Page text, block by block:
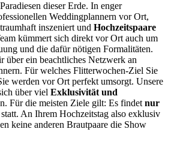
dieser Erde. In enger
Weddingplannern vor Ort,
inszeniert und Hochzeitspaare
kümmert sich direkt vor Ort auch um
und die dafür nötigen Formalitäten.
über ein beachtliches Netzwerk an
Für welches Flitterwochen-Ziel Sie
werden vor Ort perfekt umsorgt. Unsere
über viel Exklusivität und
Für die meisten Ziele gilt: Es findet nur
statt. An Ihrem Hochzeitstag also exklusiv
keine anderen Brautpaare die Show